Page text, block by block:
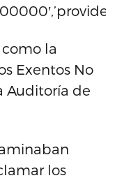
la
Exentos No
Auditoría de
los